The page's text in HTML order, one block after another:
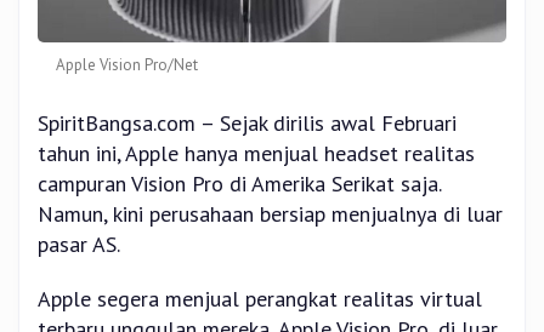
Apple Vision Pro/Net
SpiritBangsa.com – Sejak dirilis awal Februari
tahun ini, Apple hanya menjual headset realitas
campuran Vision Pro di Amerika Serikat saja.
Namun, kini perusahaan bersiap menjualnya di luar
pasar AS.
Apple segera menjual perangkat realitas virtual